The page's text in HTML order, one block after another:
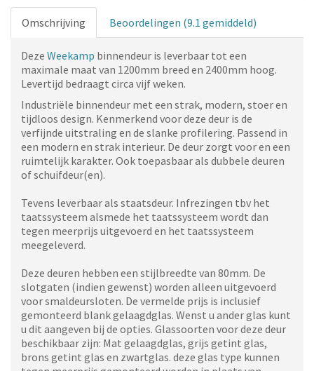
Omschrijving Beoordelingen (9.1 gemiddeld)
Deze Weekamp binnendeur is leverbaar tot een
maximale maat van 1200mm breed en 2400mm hoog.
Levertijd bedraagt circa vijf weken.
Industriële binnendeur met een strak, modern, stoer en
tijdloos design. Kenmerkend voor deze deur is de
verfijnde uitstraling en de slanke profilering. Passend in
een modern en strak interieur. De deur zorgt voor en een
ruimtelijk karakter. Ook toepasbaar als dubbele deuren
of schuifdeur(en).
Tevens leverbaar als staatsdeur. Infrezingen tbv het
taatssysteem alsmede het taatssysteem wordt dan
tegen meerprijs uitgevoerd en het taatssysteem
meegeleverd.
Deze deuren hebben een stijlbreedte van 80mm. De
slotgaten (indien gewenst) worden alleen uitgevoerd
voor smaldeursloten. De vermelde prijs is inclusief
gemonteerd blank gelaagdglas. Wenst u ander glas kunt
u dit aangeven bij de opties. Glassoorten voor deze deur
beschikbaar zijn: Mat gelaagdglas, grijs getint glas,
brons getint glas en zwartglas. deze glas type kunnen